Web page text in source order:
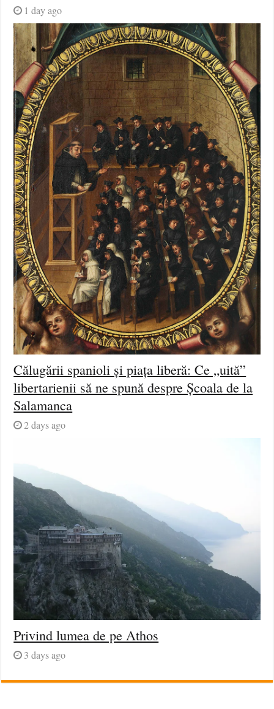
1 day ago
Călugării spanioli și piața liberă: Ce „uită”
libertarienii să ne spună despre Școala de la
Salamanca
2 days ago
Privind lumea de pe Athos
3 days ago